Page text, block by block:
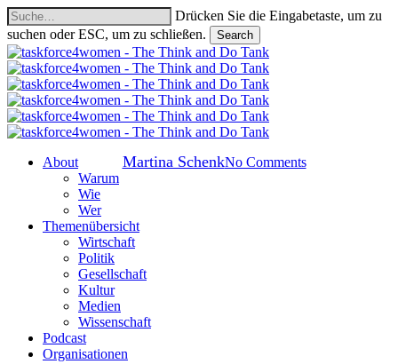
Skip
to
main
content
Drücken Sie die Eingabetaste, um zu
suchen oder ESC, um zu schließen.
Search
Close
Search
search
Menu
About
Warum
Wie
Wer
Themenübersicht
Wirtschaft
Politik
Gesellschaft
Kultur
Medien
Wissenschaft
Podcast
Organisationen
Organisationen: Gesellschaft
Avenir Suisse
Martina SchenkNo Comments